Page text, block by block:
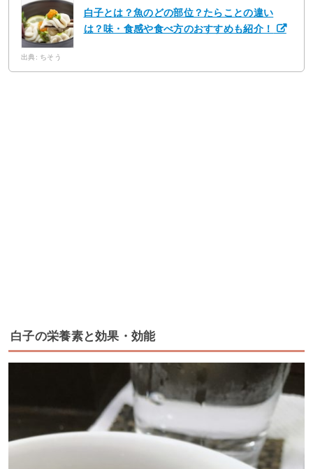
白子とは？魚のどの部位？たらことの違い
は？味・食感や食べ方のおすすめも紹介！
出典: ちそう
白子の栄養素と効果・効能